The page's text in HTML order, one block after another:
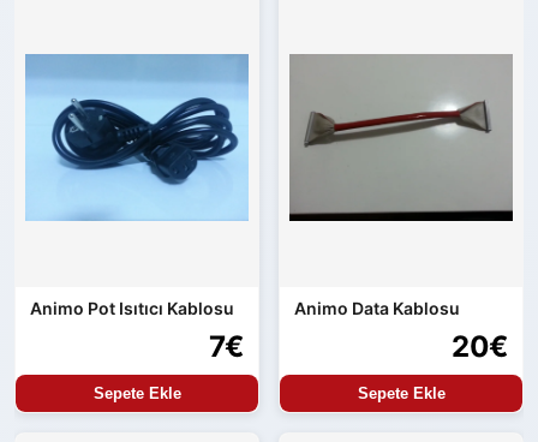
Animo Pot Isıtıcı Kablosu
7€
Sepete Ekle
Animo Data Kablosu
20€
Sepete Ekle